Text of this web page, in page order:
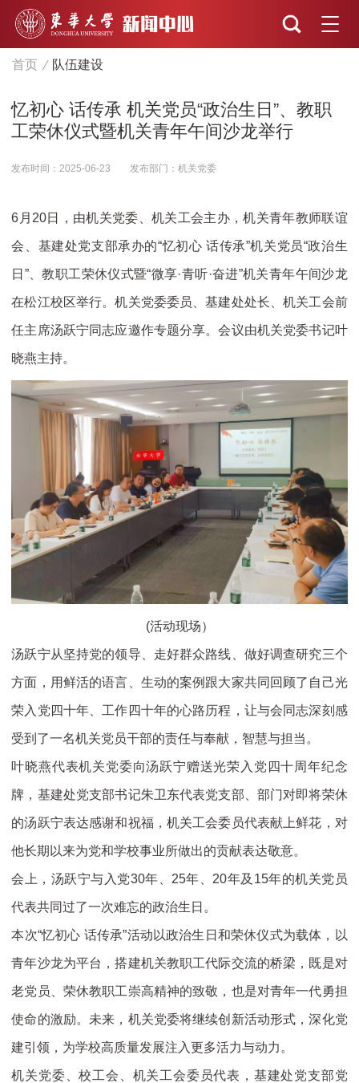
首页 队伍建设
忆初心 话传承 机关党员“政治生日”、教职
工荣休仪式暨机关青年午间沙龙举行
发布时间：2025-06-23 发布部门：机关党委
6月20日，由机关党委、机关工会主办，机关青年教师联谊
会、基建处党支部承办的“忆初心 话传承”机关党员“政治生
日”、教职工荣休仪式暨“微享·青听·奋进”机关青年午间沙龙
在松江校区举行。机关党委委员、基建处处长、机关工会前
任主席汤跃宁同志应邀作专题分享。会议由机关党委书记叶
晓燕主持。
(活动现场）
汤跃宁从坚持党的领导、走好群众路线、做好调查研究三个
方面，用鲜活的语言、生动的案例跟大家共同回顾了自己光
荣入党四十年、工作四十年的心路历程，让与会同志深刻感
受到了一名机关党员干部的责任与奉献，智慧与担当。
叶晓燕代表机关党委向汤跃宁赠送光荣入党四十周年纪念
牌，基建处党支部书记朱卫东代表党支部、部门对即将荣休
的汤跃宁表达感谢和祝福，机关工会委员代表献上鲜花，对
他长期以来为党和学校事业所做出的贡献表达敬意。
会上，汤跃宁与入党30年、25年、20年及15年的机关党员
代表共同过了一次难忘的政治生日。
本次“忆初心 话传承”活动以政治生日和荣休仪式为载体，以
青年沙龙为平台，搭建机关教职工代际交流的桥梁，既是对
老党员、荣休教职工崇高精神的致敬，也是对青年一代勇担
使命的激励。未来，机关党委将继续创新活动形式，深化党
建引领，为学校高质量发展注入更多活力与动力。
机关党委、校工会、机关工会委员代表，基建处党支部党